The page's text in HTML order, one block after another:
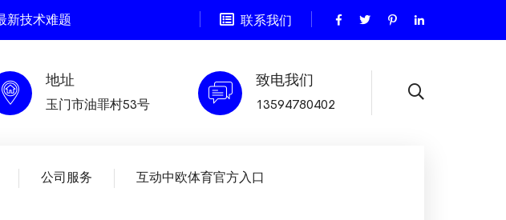
新技术难题 联系我们
地址
玉门市油罪村53号
致电我们
13594780402
公司服务 互动中欧体育官方入口